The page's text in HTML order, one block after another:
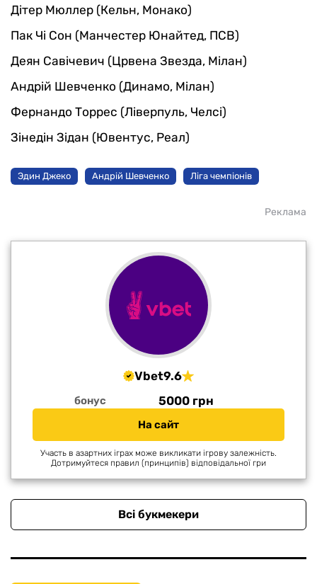
Дітер Мюллер (Кельн, Монако)
Пак Чі Сон (Манчестер Юнайтед, ПСВ)
Деян Савічевич (Црвена Звезда, Мілан)
Андрій Шевченко (Динамо, Мілан)
Фернандо Торрес (Ліверпуль, Челсі)
Зінедін Зідан (Ювентус, Реал)
Эдин Джеко Андрій Шевченко Ліга чемпіонів
Реклама
Vbet9.6
бонус 5000 грн
На сайт
Участь в азартних іграх може викликати ігрову залежність.
Дотримуйтеся правил (принципів) відповідальної гри
Всі букмекери